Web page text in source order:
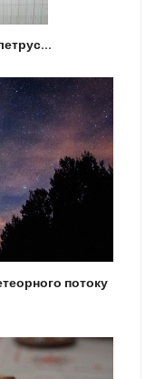
потоку